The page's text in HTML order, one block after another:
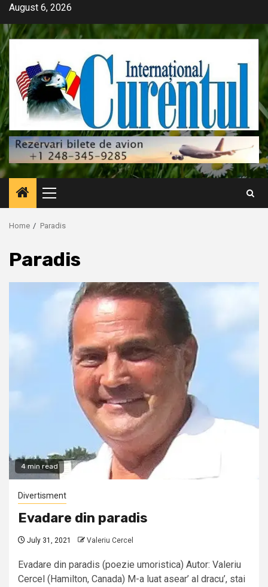
Skip
content
August 6, 2026
Primary
Menu
Home Paradis
Paradis
4 min read
Divertisment
Evadare din paradis
July 31, 2021 Valeriu Cercel
Evadare din paradis (poezie umoristica) Autor: Valeriu
Cercel (Hamilton, Canada) M-a luat asear’ al dracu’, stai